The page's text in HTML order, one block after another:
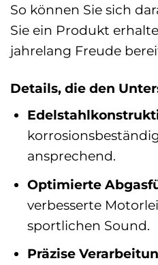
So können Sie sich
Sie ein Produkt
jahrelang Freude
Details, die den
ansprechend.
Optimierte
verbesserte
sportlichen Sound.
Präzise